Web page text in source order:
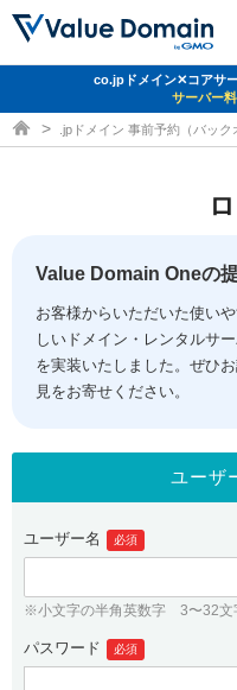
ドメイントップ
ドメイン移管
ドメイン価格一覧
ドメイン一括検索
.jpドメインオークション
gTLDオークション NEW!
.jpドメインバックオーダー
プレミアムドメイン
人気ドメインの種類
コアサーバー
バリューサーバー
XREA
セキュリティトップ
Value Domain ネットde診断
SSL証明書
サービストップ
お得意様割引
紹介制度
バリュードメインAPI
ドメイン・ホスティングOEM
従来のバリュー
co.jpドメイン✕コアサ
サーバー
ドメイン取得ならバリュードメイ
.jpドメイン 事前予約（バッ
Value Domain Oneの
お客様からいただいた使い
しいドメイン・レンタルサ
を実装いたしました。ぜひ
見をお寄せください。
ユーザ
ユーザー名 必須
※小文字の半角英数字 3〜32文
パスワード 必須